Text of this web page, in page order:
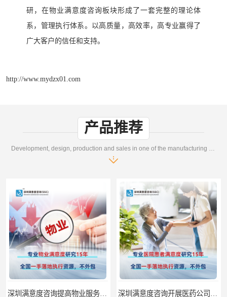
研，在物业满意度咨询板块形成了一套完整的理论体
系，管理执行体系。以高质量，高效率，高专业赢得了
广大客户的信任和支持。
http://www.mydzx01.com
产品推荐